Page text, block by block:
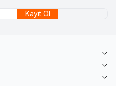
Kayıt Ol